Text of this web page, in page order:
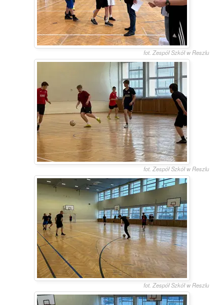
fot. Zespół Szkół w Reszlu
fot. Zespół Szkół w Reszlu
fot. Zespół Szkół w Reszlu